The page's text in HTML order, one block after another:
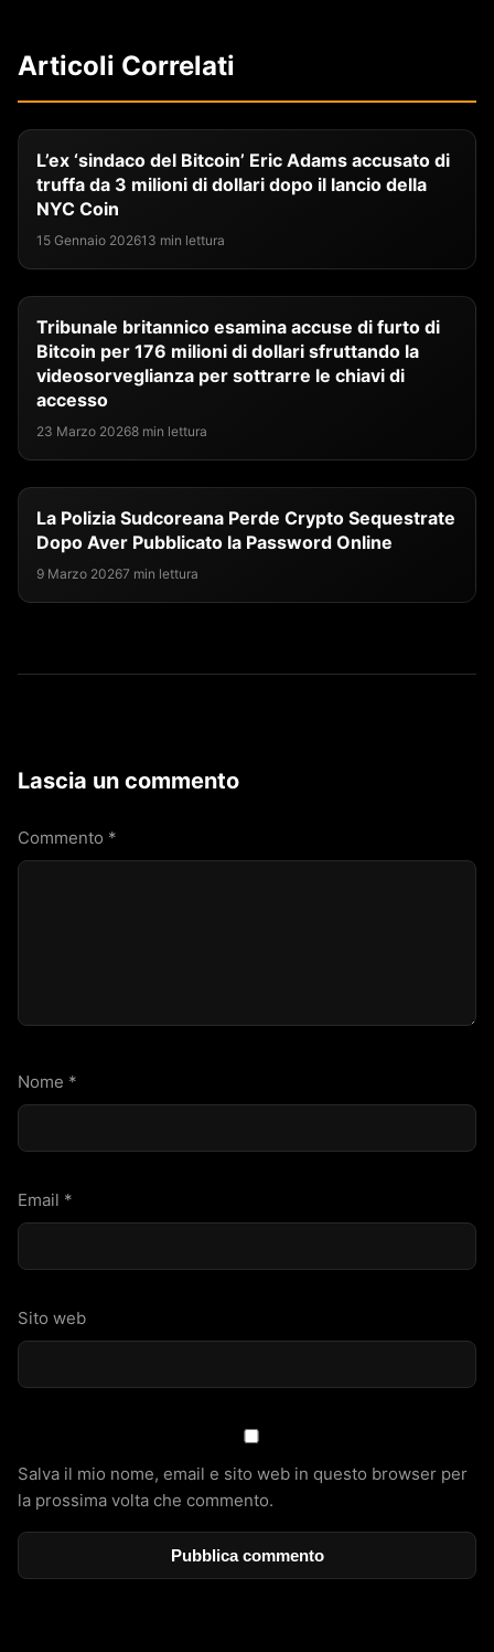
Articoli Correlati
L’ex ‘sindaco del Bitcoin’ Eric Adams accusato di
truffa da 3 milioni di dollari dopo il lancio della
NYC Coin
15 Gennaio 202613 min lettura
Tribunale britannico esamina accuse di furto di
Bitcoin per 176 milioni di dollari sfruttando la
videosorveglianza per sottrarre le chiavi di
accesso
23 Marzo 20268 min lettura
La Polizia Sudcoreana Perde Crypto Sequestrate
Dopo Aver Pubblicato la Password Online
9 Marzo 20267 min lettura
Lascia un commento
Commento *
Nome *
Email *
Sito web
Salva il mio nome, email e sito web in questo browser per
la prossima volta che commento.